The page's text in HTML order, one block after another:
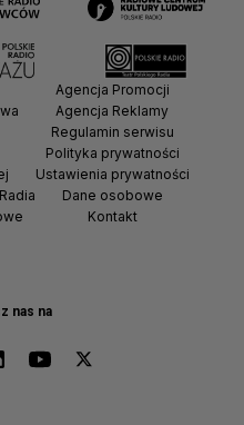
nas na
Agencja Promocji
Agencja Reklamy
Regulamin serwisu
Polityka prywatności
Ustawienia prywatności
Dane osobowe
Kontakt